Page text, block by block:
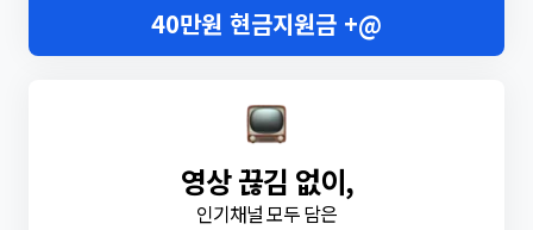
40만원 현금지원금 +@
영상 끊김 없이,
인기채널 모두 담은